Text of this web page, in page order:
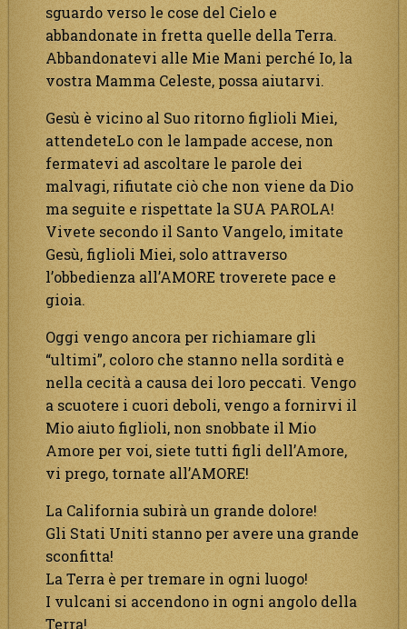
sguardo verso le cose del Cielo e
abbandonate in fretta quelle della Terra.
Abbandonatevi alle Mie Mani perché Io, la
vostra Mamma Celeste, possa aiutarvi.
Gesù è vicino al Suo ritorno figlioli Miei,
attendeteLo con le lampade accese, non
fermatevi ad ascoltare le parole dei
malvagi, rifiutate ciò che non viene da Dio
ma seguite e rispettate la SUA PAROLA!
Vivete secondo il Santo Vangelo, imitate
Gesù, figlioli Miei, solo attraverso
l’obbedienza all’AMORE troverete pace e
gioia.
Oggi vengo ancora per richiamare gli
“ultimi”, coloro che stanno nella sordità e
nella cecità a causa dei loro peccati. Vengo
a scuotere i cuori deboli, vengo a fornirvi il
Mio aiuto figlioli, non snobbate il Mio
Amore per voi, siete tutti figli dell’Amore,
vi prego, tornate all’AMORE!
La California subirà un grande dolore!
Gli Stati Uniti stanno per avere una grande
sconfitta!
La Terra è per tremare in ogni luogo!
I vulcani si accendono in ogni angolo della
Terra!